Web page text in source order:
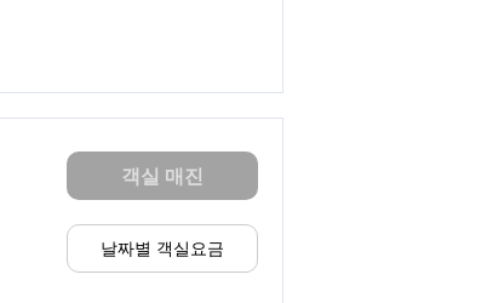
객실 매진
날짜별 객실요금